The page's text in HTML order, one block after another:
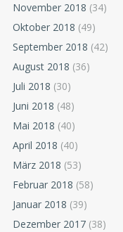
November 2018 (34)
Oktober 2018 (49)
September 2018 (42)
August 2018 (36)
Juli 2018 (30)
Juni 2018 (48)
Mai 2018 (40)
April 2018 (40)
März 2018 (53)
Februar 2018 (58)
Januar 2018 (39)
Dezember 2017 (38)